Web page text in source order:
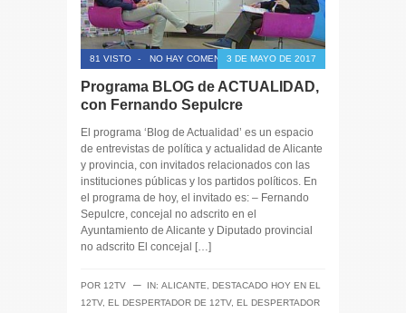
81 VISTO - NO HAY COMENTARIOS3 DE MAYO DE 2017
Programa BLOG de ACTUALIDAD,
con Fernando Sepulcre
El programa ‘Blog de Actualidad’ es un espacio
de entrevistas de política y actualidad de Alicante
y provincia, con invitados relacionados con las
instituciones públicas y los partidos políticos. En
el programa de hoy, el invitado es: – Fernando
Sepulcre, concejal no adscrito en el
Ayuntamiento de Alicante y Diputado provincial
no adscrito El concejal […]
POR 12TV ─ IN: ALICANTE
DESTACADO HOY EN EL
12TV, EL DESPERTADOR DE 12TV, EL DESPERTADOR